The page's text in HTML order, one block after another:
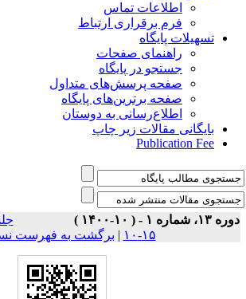
اطلاعات تماس
فرم برقراری ارتباط
تسهیلات پایگاه
راهنمای صفحات
جستجو در پایگاه
صفحه پرسش‌های متداول
صفحه برترین‌های پایگاه
اطلاع‌رسانی به دوستان
بایگانی مقالات زیر چاپ
Publication Fee
۱۳، شماره ۱ - ( ۱۰-۱۴۰۰ )
۱۵-۱۰
| برگشت به فهرست